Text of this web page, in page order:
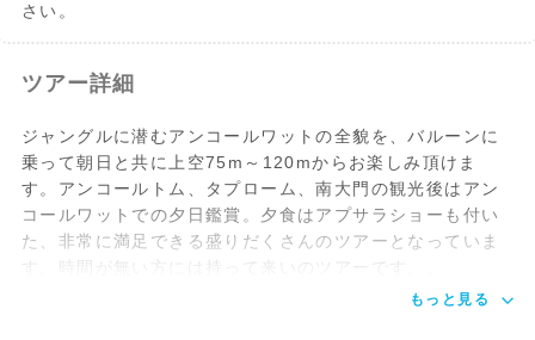
さい。
ツアー詳細
ジャングルに潜むアンコールワットの全貌を、バルーンに
乗って朝日と共に上空75m～120mからお楽しみ頂けま
す。アンコールトム、タプローム、南大門の観光後はアン
コールワットでの夕日鑑賞。夕食はアプサラショーも付い
た、非常に満足できる盛りだくさんのツアーとなっていま
す。時間が無い方には持って来いのツアーです。。
もっと見る